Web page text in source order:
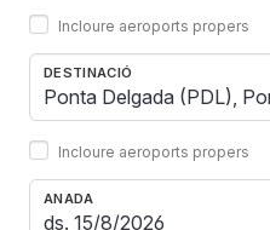
Incloure aeroports propers
DESTINACIÓ
Incloure aeroports propers
ANADA